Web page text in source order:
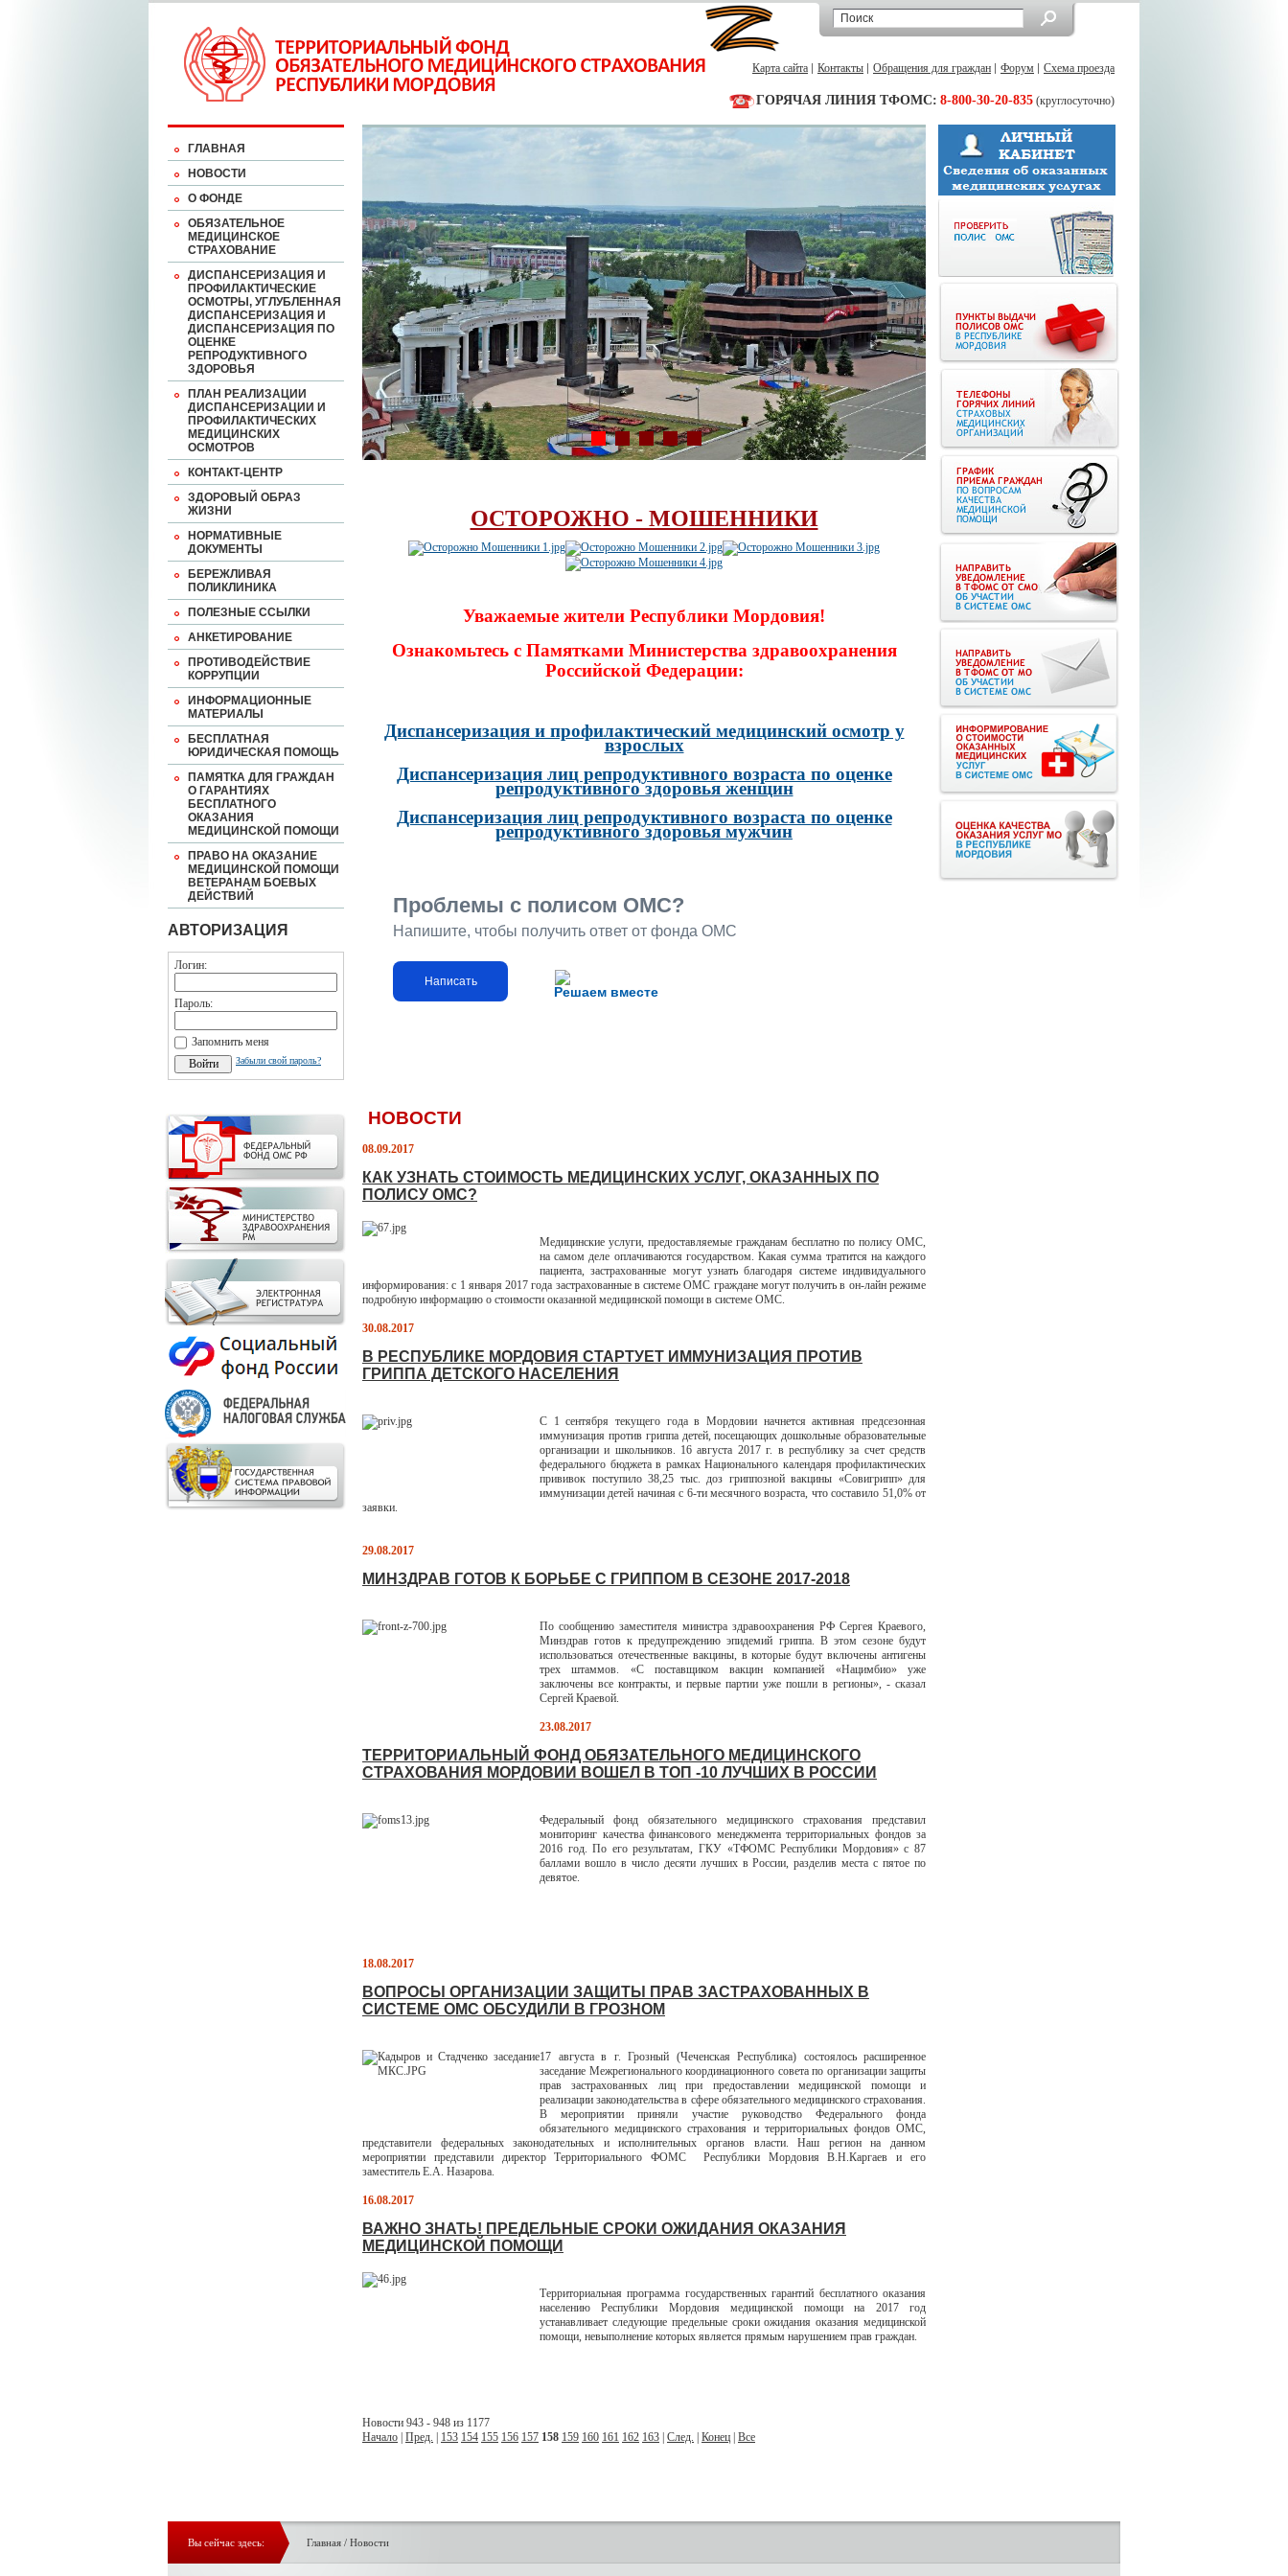
Карта сайта Контакты Обращения для граждан Форум Схема проезда
ГОРЯЧАЯ ЛИНИЯ ТФОМС: 8-800-30-20-835 (круглосуточно)
ГЛАВНАЯ
НОВОСТИ
О ФОНДЕ
ОБЯЗАТЕЛЬНОЕ
МЕДИЦИНСКОЕ
СТРАХОВАНИЕ
ДИСПАНСЕРИЗАЦИЯ И
ПРОФИЛАКТИЧЕСКИЕ
ОСМОТРЫ, УГЛУБЛЕННАЯ
ДИСПАНСЕРИЗАЦИЯ И
ДИСПАНСЕРИЗАЦИЯ ПО
ОЦЕНКЕ
РЕПРОДУКТИВНОГО
ЗДОРОВЬЯ
ПЛАН РЕАЛИЗАЦИИ
ДИСПАНСЕРИЗАЦИИ И
ПРОФИЛАКТИЧЕСКИХ
МЕДИЦИНСКИХ
ОСМОТРОВ
КОНТАКТ-ЦЕНТР
ЗДОРОВЫЙ ОБРАЗ
ЖИЗНИ
НОРМАТИВНЫЕ
ДОКУМЕНТЫ
БЕРЕЖЛИВАЯ
ПОЛИКЛИНИКА
ПОЛЕЗНЫЕ ССЫЛКИ
АНКЕТИРОВАНИЕ
ПРОТИВОДЕЙСТВИЕ
КОРРУПЦИИ
ИНФОРМАЦИОННЫЕ
МАТЕРИАЛЫ
БЕСПЛАТНАЯ
ЮРИДИЧЕСКАЯ ПОМОЩЬ
ПАМЯТКА ДЛЯ ГРАЖДАН
О ГАРАНТИЯХ
БЕСПЛАТНОГО
ОКАЗАНИЯ
МЕДИЦИНСКОЙ ПОМОЩИ
ПРАВО НА ОКАЗАНИЕ
МЕДИЦИНСКОЙ ПОМОЩИ
ВЕТЕРАНАМ БОЕВЫХ
ДЕЙСТВИЙ
АВТОРИЗАЦИЯ
Логин:
Пароль:
Запомнить меня
Забыли свой пароль?
ОСТОРОЖНО - МОШЕННИКИ
Уважаемые жители Республики Мордовия!
Ознакомьтесь с Памятками Министерства здравоохранения
Российской Федерации:
Диспансеризация и профилактический медицинский осмотр у
взрослых
Диспансеризация лиц репродуктивного возраста по оценке
репродуктивного здоровья женщин
Диспансеризация лиц репродуктивного возраста по оценке
репродуктивного здоровья мужчин
Решаем вместе
Проблемы с полисом ОМС?
Напишите, чтобы получить ответ от фонда ОМС
Написать
НОВОСТИ
08.09.2017
КАК УЗНАТЬ СТОИМОСТЬ МЕДИЦИНСКИХ УСЛУГ, ОКАЗАННЫХ ПО
ПОЛИСУ ОМС?
Медицинские услуги, предоставляемые гражданам бесплатно по полису ОМС,
на самом деле оплачиваются государством. Какая сумма тратится на каждого
пациента, застрахованные могут узнать благодаря системе индивидуального
информирования: с 1 января 2017 года застрахованные в системе ОМС граждане могут получить в он-лайн режиме
подробную информацию о стоимости оказанной медицинской помощи в системе ОМС.
30.08.2017
В РЕСПУБЛИКЕ МОРДОВИЯ СТАРТУЕТ ИММУНИЗАЦИЯ ПРОТИВ
ГРИППА ДЕТСКОГО НАСЕЛЕНИЯ
С 1 сентября текущего года в Мордовии начнется активная предсезонная
иммунизация против гриппа детей, посещающих дошкольные образовательные
организации и школьников. 16 августа 2017 г. в республику за счет средств
федерального бюджета в рамках Национального календаря профилактических
прививок поступило 38,25 тыс. доз гриппозной вакцины «Совигрипп» для
иммунизации детей начиная с 6-ти месячного возраста, что составило 51,0% от
заявки.
29.08.2017
МИНЗДРАВ ГОТОВ К БОРЬБЕ С ГРИППОМ В СЕЗОНЕ 2017-2018
По сообщению заместителя министра здравоохранения РФ Сергея Краевого,
Минздрав готов к предупреждению эпидемий гриппа. В этом сезоне будут
использоваться отечественные вакцины, в которые будут включены антигены
трех штаммов. «С поставщиком вакцин компанией «Нацимбио» уже
заключены все контракты, и первые партии уже пошли в регионы», - сказал
Сергей Краевой.
23.08.2017
ТЕРРИТОРИАЛЬНЫЙ ФОНД ОБЯЗАТЕЛЬНОГО МЕДИЦИНСКОГО
СТРАХОВАНИЯ МОРДОВИИ ВОШЕЛ В ТОП -10 ЛУЧШИХ В РОССИИ
Федеральный фонд обязательного медицинского страхования представил
мониторинг качества финансового менеджмента территориальных фондов за
2016 год. По его результатам, ГКУ «ТФОМС Республики Мордовия» с 87
баллами вошло в число десяти лучших в России, разделив места с пятое по
девятое.
18.08.2017
ВОПРОСЫ ОРГАНИЗАЦИИ ЗАЩИТЫ ПРАВ ЗАСТРАХОВАННЫХ В
СИСТЕМЕ ОМС ОБСУДИЛИ В ГРОЗНОМ
17 августа в г. Грозный (Чеченская Республика) состоялось расширенное
заседание Межрегионального координационного совета по организации защиты
прав застрахованных лиц при предоставлении медицинской помощи и
реализации законодательства в сфере обязательного медицинского страхования.
В мероприятии приняли участие руководство Федерального фонда
обязательного медицинского страхования и территориальных фондов ОМС,
представители федеральных законодательных и исполнительных органов власти. Наш регион на данном
мероприятии представили директор Территориального ФОМС Республики Мордовия В.Н.Каргаев и его
заместитель Е.А. Назарова.
16.08.2017
ВАЖНО ЗНАТЬ! ПРЕДЕЛЬНЫЕ СРОКИ ОЖИДАНИЯ ОКАЗАНИЯ
МЕДИЦИНСКОЙ ПОМОЩИ
Территориальная программа государственных гарантий бесплатного оказания
населению Республики Мордовия медицинской помощи на 2017 год
устанавливает следующие предельные сроки ожидания оказания медицинской
помощи, невыполнение которых является прямым нарушением прав граждан.
Новости 943 - 948 из 1177
Начало Пред. 153 154 155 156 157 158 159 160 161 162 163 След. Конец Все
Вы сейчас здесь: Главная/ Новости